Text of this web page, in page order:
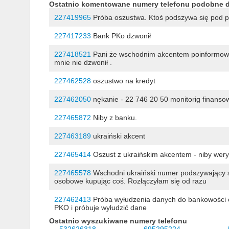
Ostatnio komentowane numery telefonu podobne
227419965Próba oszustwa. Ktoś podszywa się pod
227417233 Bank PKo dzwonił
227418521Pani że wschodnim akcentem
mnie nie dzwonił .
227462528oszustwo na kredyt
227462050nękanie - 22 746 20 50 monitorig
227465872 Niby z banku.
227463189ukraiński akcent
227465414Oszust z ukraińskim akcentem - niby
227465578Wschodni ukraiński numer podszywający
osobowe kupując coś. Rozłączyłam się od razu
227462413 Próba wyłudzenia danych do
PKO i próbuje wyłudzić dane
Ostatnio wyszukiwane numery telefonu